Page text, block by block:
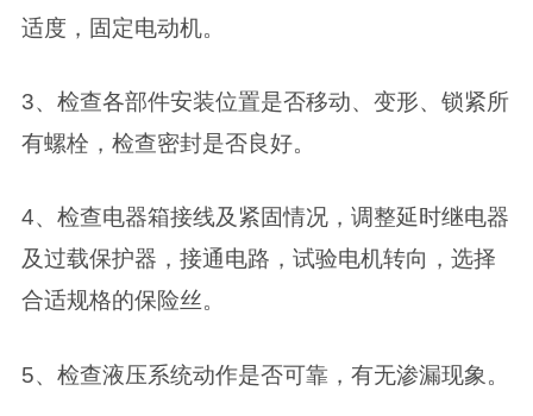
适度，固定电动机。
3、检查各部件安装位置是否移动、变形、锁紧所
有螺栓，检查密封是否良好。
4、检查电器箱接线及紧固情况，调整延时继电器
及过载保护器，接通电路，试验电机转向，选择
合适规格的保险丝。
5、检查液压系统动作是否可靠，有无渗漏现象。